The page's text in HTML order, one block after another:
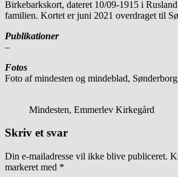
Birkebarkskort, dateret 10/09-1915 i
familien. Kortet er juni 2021 overdraget til
Publikationer
–
Fotos
Foto af mindesten og mindeblad,
Mindesten, Emmerlev Kirkegård
Skriv et svar
Din e-mailadresse vil ikke blive publiceret.
markeret med *